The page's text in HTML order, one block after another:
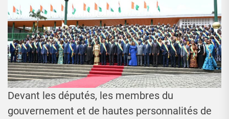
Devant les députés, les membres du
gouvernement et de hautes personnalités de